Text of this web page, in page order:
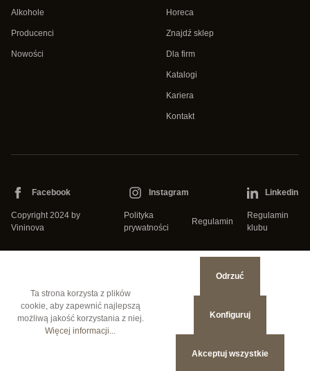
Alkohole
Producenci
Nowości
Horeca
Znajdź sklep
Dla firm
Katalogi
Kariera
Kontakt
Copyright 2024 by
Vininova
Polityka
prywatności
Regulamin
Regulamin
klubu
Facebook Instagram Linkedin
Czy masz ukończone 18
Ta strona korzysta z plików
cookie, aby zapewnić najlepszą
możliwą jakość korzystania z niej.
Więcej informacji...
Odrzuć
Konfiguruj
Akceptuj wszystkie